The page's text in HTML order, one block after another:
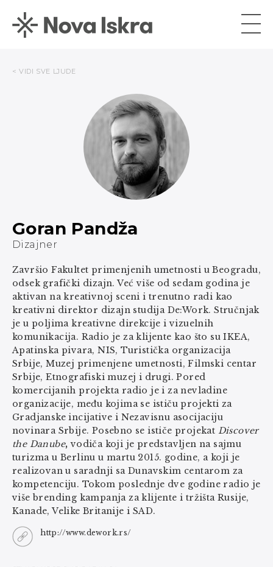
< VIDI SVE LJUDE
Goran Pandža
Dizajner
Završio Fakultet primenjenih umetnosti u Beogradu,
odsek grafički dizajn. Već više od sedam godina je
aktivan na kreativnoj sceni i trenutno radi kao
kreativni direktor dizajn studija De:Work. Stručnjak
je u poljima kreativne direkcije i vizuelnih
komunikacija. Radio je za klijente kao što su IKEA,
Apatinska pivara, NIS, Turistička organizacija
Srbije, Muzej primenjene umetnosti, Filmski centar
Srbije, Etnografiski muzej i drugi. Pored
komercijanih projekta radio je i za nevladine
organizacije, među kojima se ističu projekti za
Gradjanske incijative i Nezavisnu asocijaciju
novinara Srbije. Posebno se ističe projekat Discover
the Danube,vodiča koji je predstavljen na sajmu
turizma u Berlinu u martu 2015. godine, a koji je
realizovan u saradnji sa Dunavskim centarom za
kompetenciju. Tokom poslednje dve godine radio je
više brending kampanja za klijente i tržišta Rusije,
Kanade, Velike Britanije i SAD.
http://www.dework.rs/